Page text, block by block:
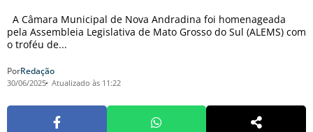
A Câmara Municipal de Nova Andradina foi homenageada
pela Assembleia Legislativa de Mato Grosso do Sul (ALEMS) com
o troféu de...
PorRedação
30/06/2025 Atualizado às 11:22